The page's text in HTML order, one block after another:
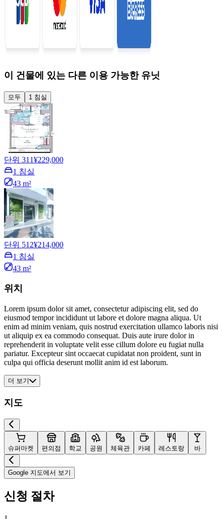
이 건물에 있는 다른 이용 가능한 유닛
모두 1 침실
단위 311¥229,000
1 침실
43 m²
단위 512¥214,000
1 침실
43 m²
위치
Lorem ipsum dolor sit amet, consectetur adipiscing elit, sed do
eiusmod tempor incididunt ut labore et dolore magna aliqua. Ut
enim ad minim veniam, quis nostrud exercitation ullamco laboris nisi
ut aliquip ex ea commodo consequat. Duis aute irure dolor in
reprehenderit in voluptate velit esse cillum dolore eu fugiat nulla
pariatur. Excepteur sint occaecat cupidatat non proident, sunt in
culpa qui officia deserunt mollit anim id est laborum.
더 보기
지도
슈퍼마켓 편의점 학교 공원 체육관 카페 레스토랑 바
Google 지도에서 보기
신청 절차